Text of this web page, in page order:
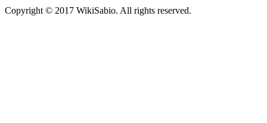
Copyright © 2017 WikiSabio. All rights reserved.